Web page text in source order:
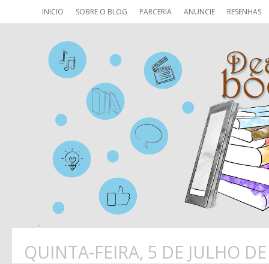
INICIO SOBRE O BLOG PARCERIA ANUNCIE RESENHAS
QUINTA-FEIRA, 5 DE JULHO